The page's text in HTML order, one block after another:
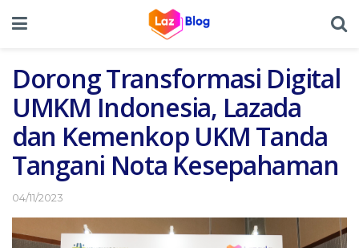
Dorong Transformasi Digital
UMKM Indonesia, Lazada
dan Kemenkop UKM Tanda
Tangani Nota Kesepahaman
04/11/2023